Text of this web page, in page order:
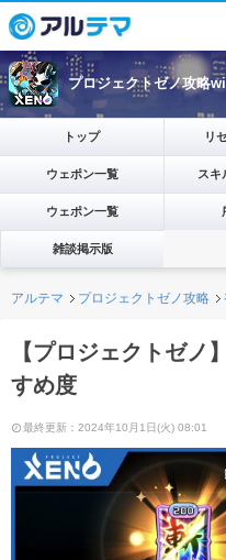
プロジェクトゼノ攻略
トップ リ
ウェポン一覧 スキ
ウェポン一覧
雑談掲示版
アルテマ プロジェクトゼノ攻略
【プロジェクトゼノ
すめ度
最終更新：2024年10月1日(火) 08:01